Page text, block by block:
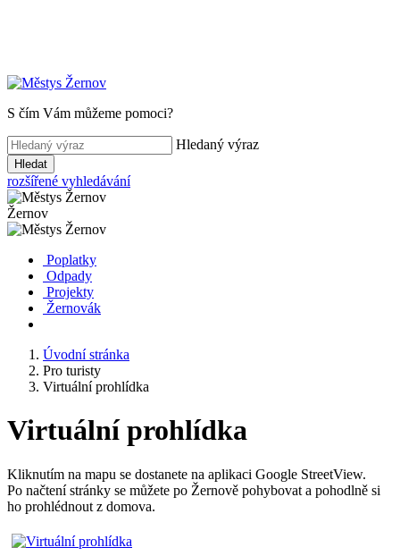
S čím Vám můžeme pomoci?
Hledaný výraz
Hledat
rozšířené vyhledávání
Žernov
Poplatky
Odpady
Projekty
Žernovák
Úvodní stránka
Pro turisty
Virtuální prohlídka
Virtuální prohlídka
Kliknutím na mapu se dostanete na aplikaci Google StreetView.
Po načtení stránky se můžete po Žernově pohybovat a pohodlně si
ho prohlédnout z domova.